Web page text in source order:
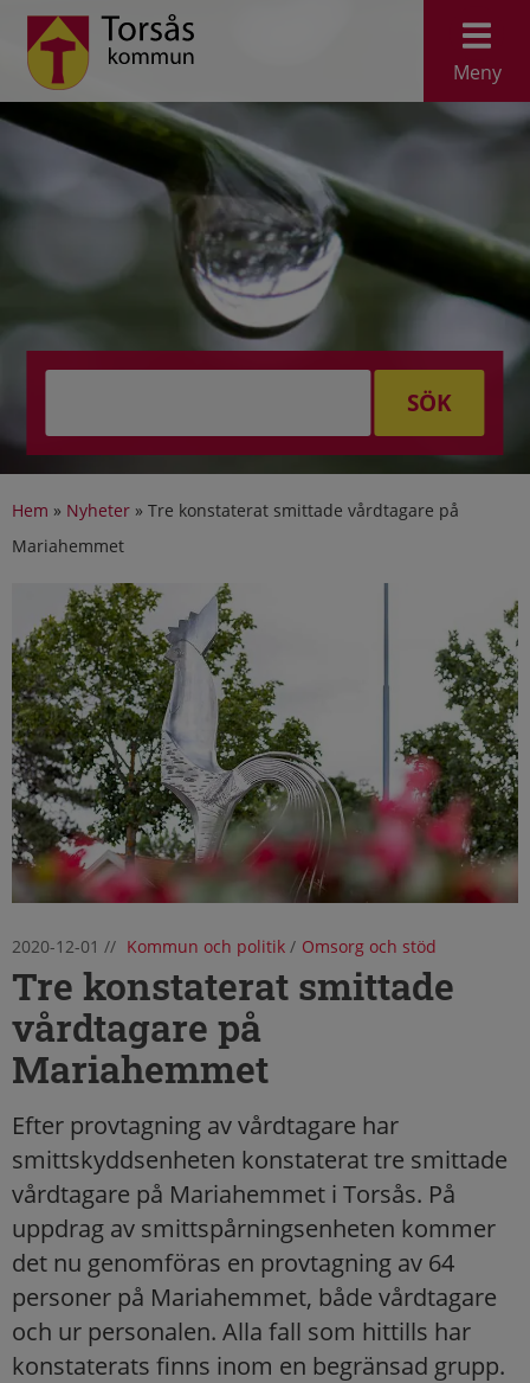
Meny
SÖK
Hem » Nyheter » Tre konstaterat smittade vårdtagare på
Mariahemmet
2020-12-01 // Kommun och politik/ Omsorg och stöd
Tre konstaterat smittade
vårdtagare på
Mariahemmet
Efter provtagning av vårdtagare har
smittskyddsenheten konstaterat tre smittade
vårdtagare på Mariahemmet i Torsås. På
uppdrag av smittspårningsenheten kommer
det nu genomföras en provtagning av 64
personer på Mariahemmet, både vårdtagare
och ur personalen. Alla fall som hittills har
konstaterats finns inom en begränsad grupp.